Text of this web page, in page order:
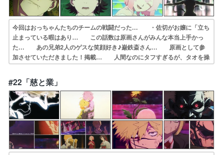
今回はおっちゃんたちのチームの戦闘だった… ・佐切がお嬢に「立ち
止まっている暇はあり… この話数は原画さんがみんな本当上手かっ
た… あの兄弟2人のゲスな笑顔好き♪巌鉄斎さん… 原画として参
加させていただきました！掲載… 人間なのにタフすぎるが、タオを操
れないな… バトルシーンは見応えあり過ぎ。私も巌鉄斎… なんな
んこれ…何を見せられてるの…あ、幻… 付知さん、カッコ良かったー
ルドと同じとか… 巌鉄斎と付知と桐馬のグループが、ジュファ…
#22「慈と業」